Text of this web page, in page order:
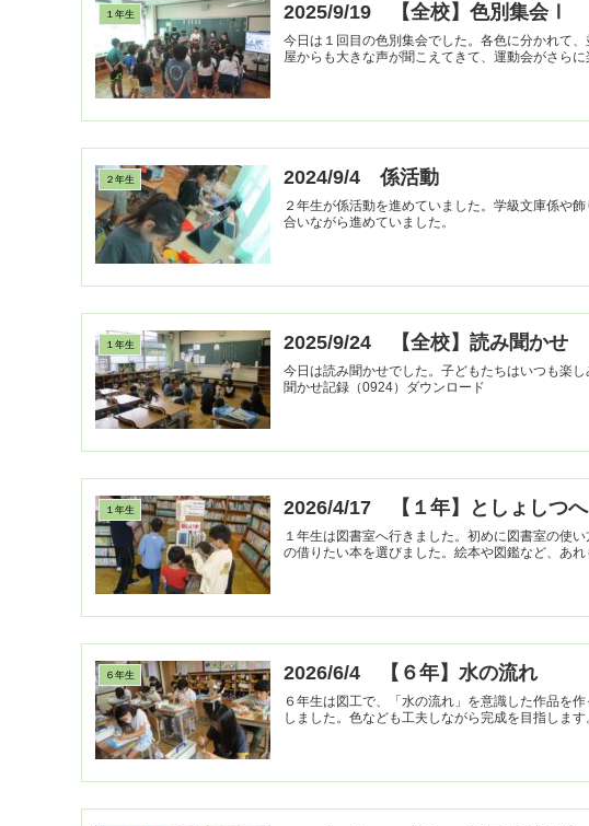
１年生 2025/9/19 【全校】色別集会Ⅰ
今日は１回目の色別集会でした。各色に分かれて
屋からも大きな声が聞こえてきて、運動会がさらに
２年生 2024/9/4 係活動
２年生が係活動を進めていました。学級文庫係や
合いながら進めていました。
１年生 2025/9/24 【全校】読み聞かせ
今日は読み聞かせでした。子どもたちはいつも楽し
聞かせ記録（0924）ダウンロード
１年生 2026/4/17 【１年】としょしつへ
１年生は図書室へ行きました。初めに図書室の使
の借りたい本を選びました。絵本や図鑑など、あれ
６年生 2026/6/4 【６年】水の流れ
６年生は図工で、「水の流れ」を意識した作品を
しました。色なども工夫しながら完成を目指します